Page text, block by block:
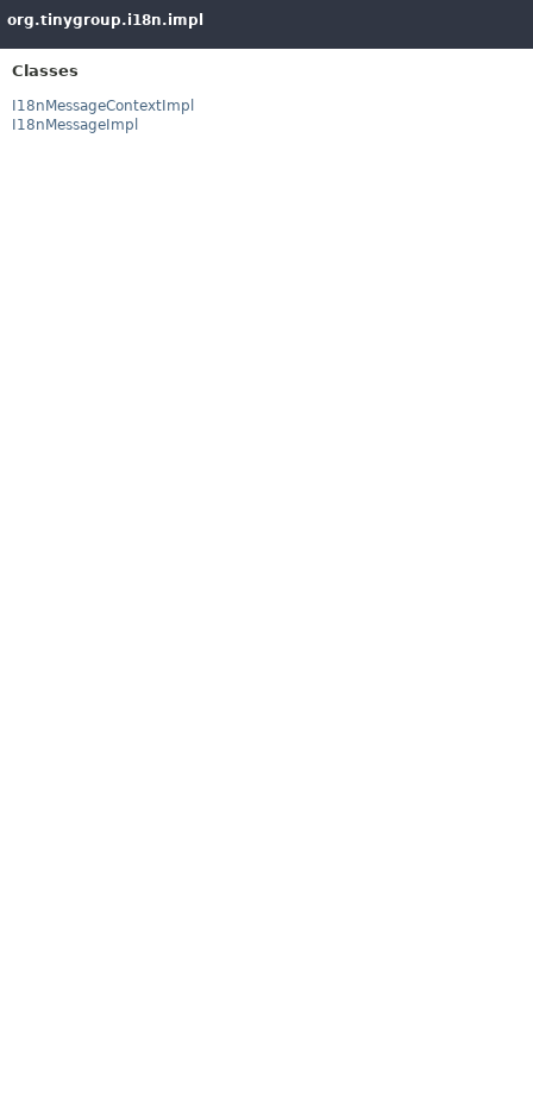
org.tinygroup.i18n.impl
Classes
I18nMessageContextImpl
I18nMessageImpl